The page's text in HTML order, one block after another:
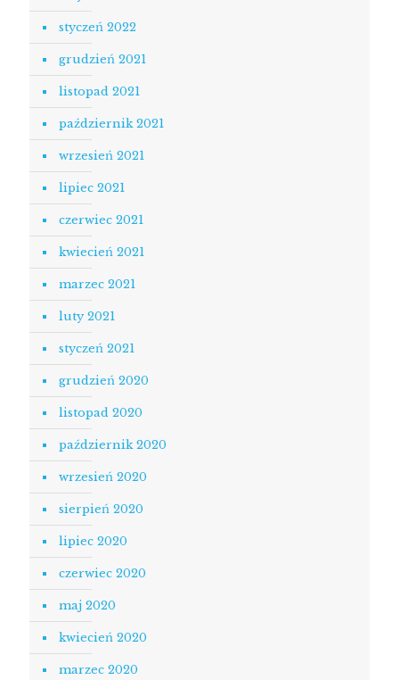
styczeń 2022
grudzień 2021
listopad 2021
październik 2021
wrzesień 2021
lipiec 2021
czerwiec 2021
kwiecień 2021
marzec 2021
luty 2021
styczeń 2021
grudzień 2020
listopad 2020
październik 2020
wrzesień 2020
sierpień 2020
lipiec 2020
czerwiec 2020
maj 2020
kwiecień 2020
marzec 2020